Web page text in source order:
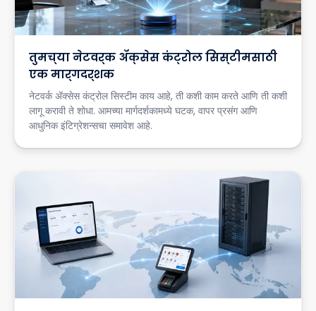
तुमच्या नेटवर्क ॲक्सेस कंट्रोल सिस्टीमसाठी
एक मार्गदर्शक
नेटवर्क ॲक्सेस कंट्रोल सिस्टीम काय आहे, ती कशी काम करते आणि ती कशी
लागू करावी ते शोधा. आमच्या मार्गदर्शकामध्ये घटक, वापर प्रसंग आणि
आधुनिक इंटिग्रेशन्सचा समावेश आहे.